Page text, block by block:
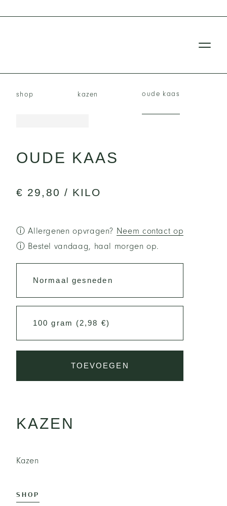
shop kazen oude kaas
OUDE KAAS
€ 29,80 / KILO
ⓘ Allergenen opvragen? Neem contact op
ⓘ Bestel vandaag, haal morgen op.
TOEVOEGEN
KAZEN
Kazen
SHOP